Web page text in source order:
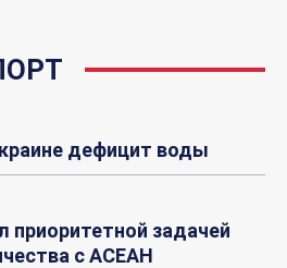
дефицит воды
приоритетной задачей
с АСЕАН